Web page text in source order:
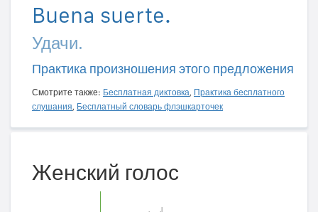
Buena suerte.
Удачи.
Практика произношения этого предложения
Смотрите также: Бесплатная диктовка, Практика бесплатного
слушания, Бесплатный словарь флэшкарточек
Женский голос